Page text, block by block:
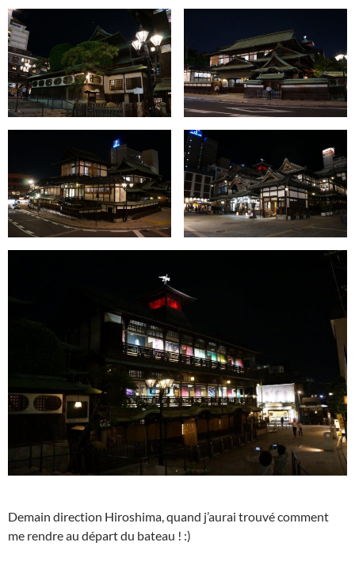
Demain direction Hiroshima, quand j’aurai trouvé comment
me rendre au départ du bateau ! :)